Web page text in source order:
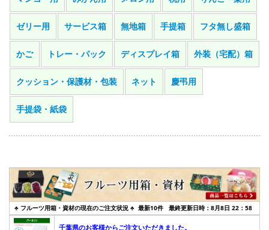
ゼリー用 サービス箱 無地箱 手提箱 フタ無し盛箱
かご トレー・パック ディスプレイ箱 外装（宅配）箱
クッション・保護材・包装 ネット 慶弔用
手提袋・紙袋